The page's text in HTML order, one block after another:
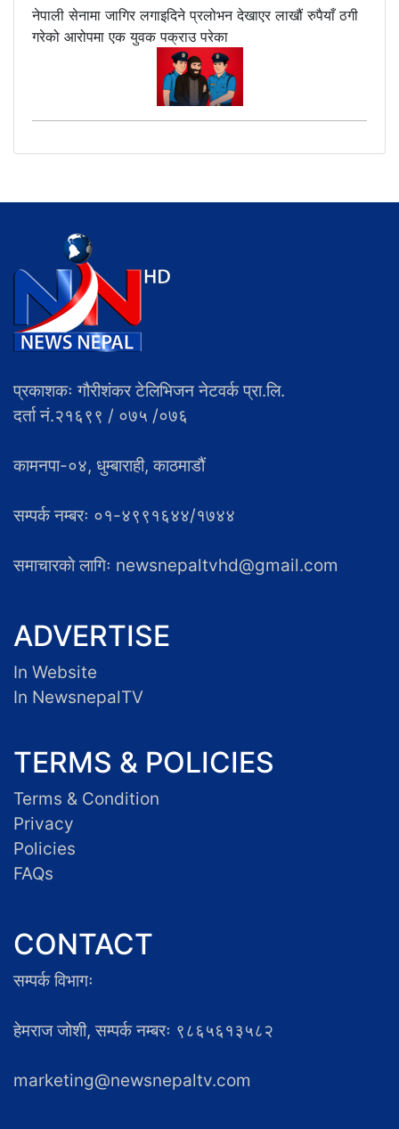
नेपाली सेनामा जागिर लगाइदिने प्रलोभन देखाएर लाखौं रुपैयाँ ठगी
गरेको आरोपमा एक युवक पक्राउ परेका
प्रकाशकः गौरीशंकर टेलिभिजन नेटवर्क प्रा.लि.
दर्ता नं.२१६९९ / ०७५ /०७६
कामनपा-०४, धुम्बाराही, काठमाडौं
सम्पर्क नम्बरः ०१-४९९१६४४/१७४४
समाचारकाे लागिः newsnepaltvhd@gmail.com
ADVERTISE
In Website
In NewsnepalTV
TERMS & POLICIES
Terms & Condition
Privacy
Policies
FAQs
CONTACT
सम्पर्क विभागः
हेमराज जोशी, सम्पर्क नम्बरः ९८६५६१३५८२
marketing@newsnepaltv.com